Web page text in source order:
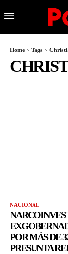
Home Tags
NACIONAL
POR MÁS DE
PRESUNTA